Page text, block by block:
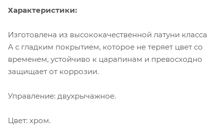
Характеристики:
Изготовлена из высококачественной латуни класса
А с гладким покрытием, которое не теряет цвет со
временем, устойчиво к царапинам и превосходно
защищает от коррозии.
Управление: двухрычажное.
Цвет: хром.